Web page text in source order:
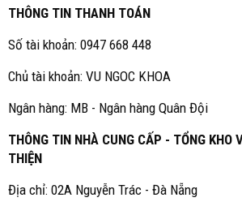
THÔNG TIN THANH TOÁN
Số tài khoản: 0947 668 448
Chủ tài khoản: VU NGOC KHOA
Ngân hàng: MB - Ngân hàng Quân Đội
THÔNG TIN NHÀ CUNG CẤP - TỔNG KHO
THIỆN
Địa chỉ: 02A Nguyễn Trác - Đà Nẵng